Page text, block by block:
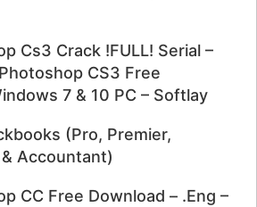
Cs3 Crack !FULL! Serial –
CS3 Free
7 & 10 PC – Softlay
(Pro, Premier,
Accountant)
CC Free Download – .Eng –